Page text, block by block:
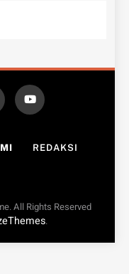
REDAKSI
All Rights Reserved
.